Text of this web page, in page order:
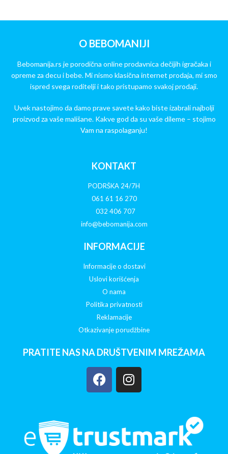
O BEBOMANIJI
Bebomanija.rs je porodična online prodavnica dečijih igračaka i
opreme za decu i bebe. Mi nismo klasična internet prodaja, mi smo
ispred svega roditelji i tako pristupamo svakoj prodaji.
Uvek nastojimo da damo prave savete kako biste izabrali najbolji
proizvod za vaše mališane. Kakve god da su vaše dileme – stojimo
Vam na raspolaganju!
KONTAKT
PODRŠKA 24/7H
061 61 16 270
032 406 707
info@bebomanija.com
INFORMACIJE
Informacije o dostavi
Uslovi korišćenja
O nama
Politika privatnosti
Reklamacije
Otkazivanje porudžbine
PRATITE NAS NA DRUŠTVENIM MREŽAMA